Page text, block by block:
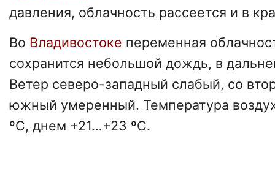
давления, облачность рассеется и в
Во Владивостоке переменная
сохранится небольшой дождь, в
Ветер северо-западный слабый, со
южный умеренный. Температура
ºC, днем +21…+23 ºC.